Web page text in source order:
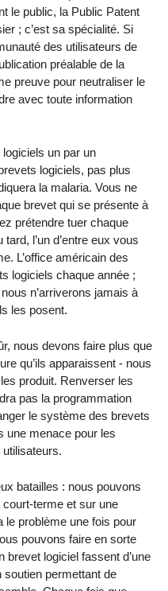
le public, la Public Patent
; c’est sa spécialité. Si
des utilisateurs de
préalable de la
preuve pour neutraliser le
avec toute information
un par un
logiciels, pas plus
la malaria. Vous ne
brevet qui se présente à
prétendre tuer chaque
l’un d’entre eux vous
L’office américain des
logiciels chaque année ;
n’arriverons jamais à
les posent.
nous devons faire plus que
qu’ils apparaissent - nous
produit. Renverser les
pas la programmation
le système des brevets
une menace pour les
batailles : nous pouvons
terme et sur une
le problème une fois pour
pouvons faire en sorte
brevet logiciel fassent d’une
soutien permettant de